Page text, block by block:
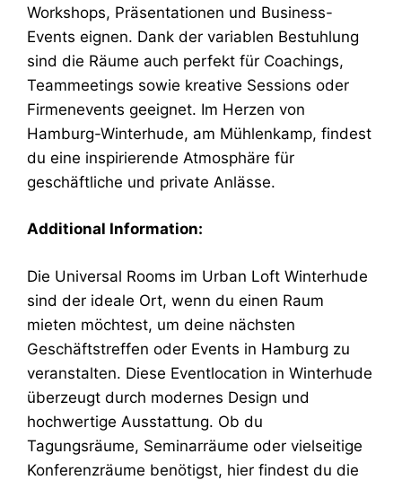
Workshops, Präsentationen und Business-
Events eignen. Dank der variablen Bestuhlung
sind die Räume auch perfekt für Coachings,
Teammeetings sowie kreative Sessions oder
Firmenevents geeignet. Im Herzen von
Hamburg-Winterhude, am Mühlenkamp, findest
du eine inspirierende Atmosphäre für
geschäftliche und private Anlässe.
Additional Information:
Die Universal Rooms im Urban Loft Winterhude
sind der ideale Ort, wenn du einen Raum
mieten möchtest, um deine nächsten
Geschäftstreffen oder Events in Hamburg zu
veranstalten. Diese Eventlocation in Winterhude
überzeugt durch modernes Design und
hochwertige Ausstattung. Ob du
Tagungsräume, Seminarräume oder vielseitige
Konferenzräume benötigst, hier findest du die